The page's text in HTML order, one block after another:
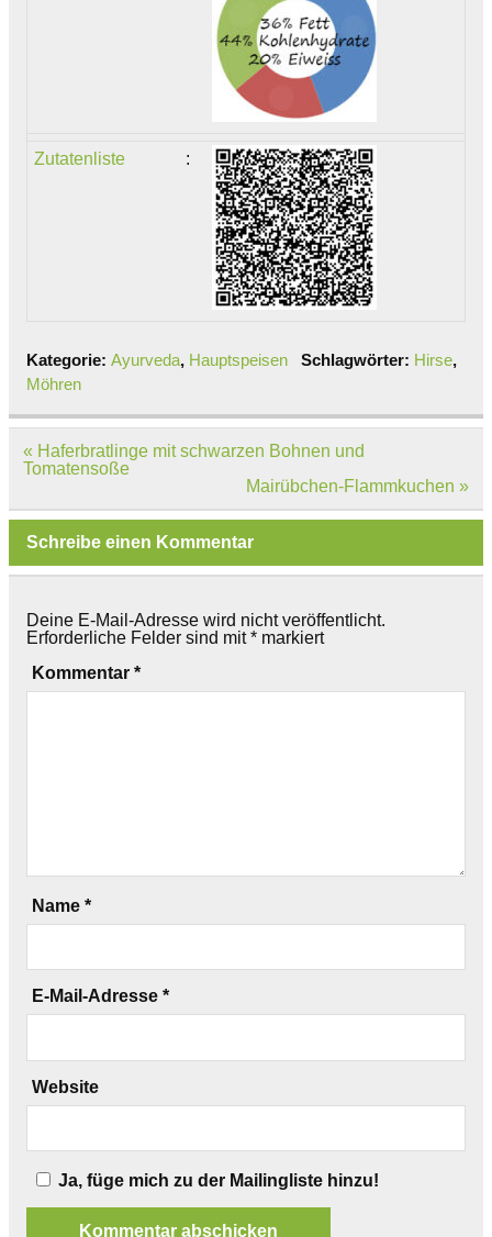
Zutatenliste :
Kategorie: Ayurveda, Hauptspeisen Schlagwörter: Hirse,
Möhren
Beitragsnavigation
« Haferbratlinge mit schwarzen Bohnen und
Tomatensoße
Mairübchen-Flammkuchen »
Schreibe einen Kommentar
Deine E-Mail-Adresse wird nicht veröffentlicht.
Erforderliche Felder sind mit* markiert
Kommentar *
Name *
E-Mail-Adresse *
Website
Ja, füge mich zu der Mailingliste hinzu!